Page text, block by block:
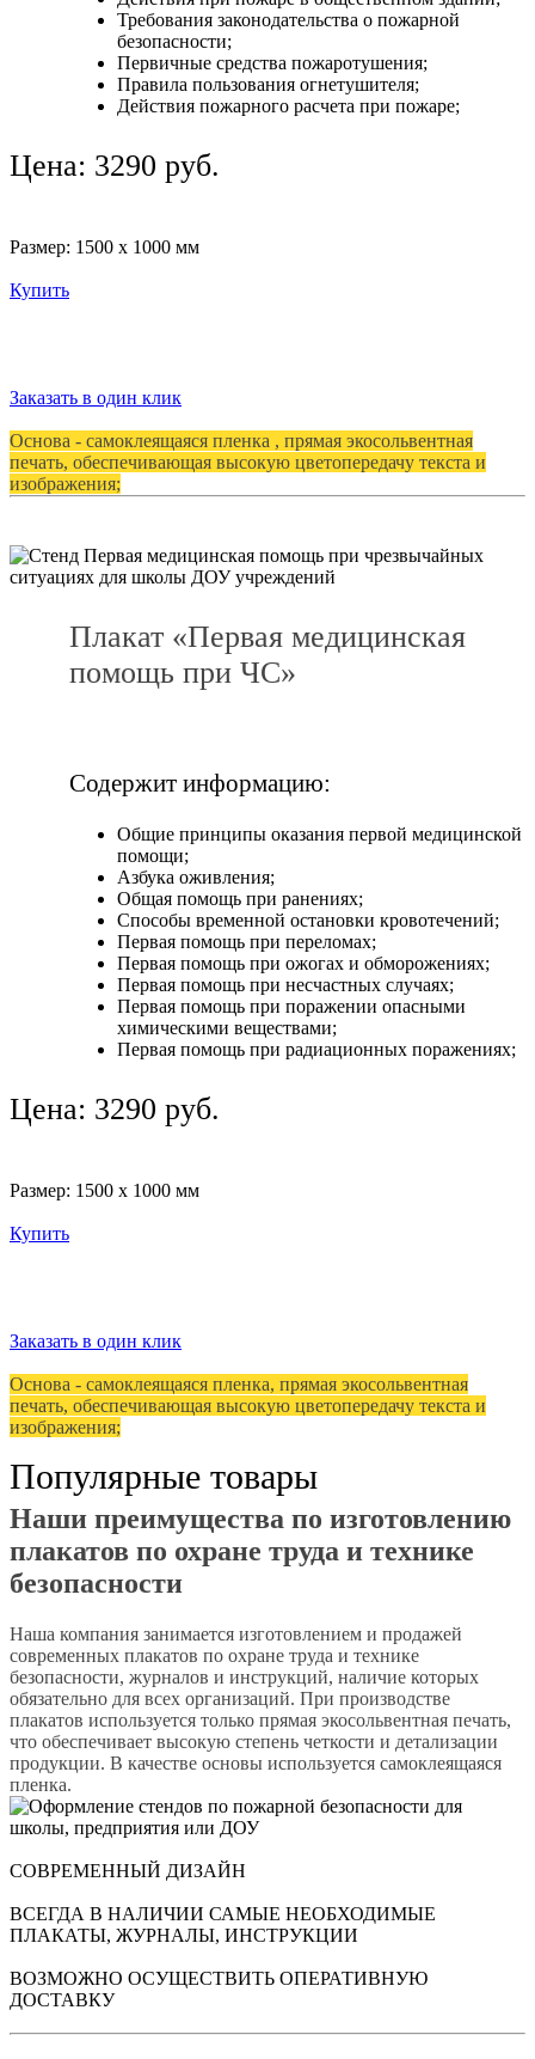
Требования законодательства о пожарной
безопасности;
Первичные средства пожаротушения;
Правила пользования огнетушителя;
Действия пожарного расчета при пожаре;
Цена: 3290 руб.
Размер: 1500 х 1000 мм
Купить
Заказать в один клик
Основа - самоклеящаяся пленка , прямая экосольвентная
печать, обеспечивающая высокую цветопередачу текста и
изображения;
Плакат «Первая медицинская
помощь при ЧС»
Содержит информацию:
Общие принципы оказания первой медицинской
помощи;
Азбука оживления;
Общая помощь при ранениях;
Способы временной остановки кровотечений;
Первая помощь при переломах;
Первая помощь при ожогах и обморожениях;
Первая помощь при несчастных случаях;
Первая помощь при поражении опасными
химическими веществами;
Первая помощь при радиационных поражениях;
Цена: 3290 руб.
Размер: 1500 х 1000 мм
Купить
Заказать в один клик
Основа - самоклеящаяся пленка, прямая экосольвентная
печать, обеспечивающая высокую цветопередачу текста и
изображения;
Популярные товары
Наши преимущества по изготовлению
плакатов по охране труда и технике
безопасности
Наша компания занимается изготовлением и продажей
современных плакатов по охране труда и технике
безопасности, журналов и инструкций, наличие которых
обязательно для всех организаций. При производстве
плакатов используется только прямая экосольвентная печать,
что обеспечивает высокую степень четкости и детализации
продукции. В качестве основы используется самоклеящаяся
пленка.
СОВРЕМЕННЫЙ ДИЗАЙН
ВСЕГДА В НАЛИЧИИ САМЫЕ НЕОБХОДИМЫЕ
ПЛАКАТЫ, ЖУРНАЛЫ, ИНСТРУКЦИИ
ВОЗМОЖНО ОСУЩЕСТВИТЬ ОПЕРАТИВНУЮ
ДОСТАВКУ